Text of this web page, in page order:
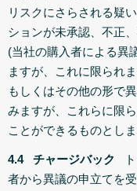
リスクにさらされる疑
ションが未承認、不正
(当社の購入者による異
ますが、これに限られ
もしくはその他の形で
みますが、これらに限
ことができるものとしま
4.4 チャージバック
者から異議の申立てを